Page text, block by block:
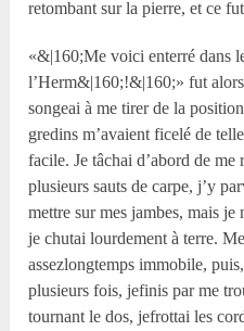
retombant sur la pierre, et ce
«&|160;Me voici enterré dans
l’Herm&|160;!&|160;» fut
songeai à me tirer de la
gredins m’avaient ficelé de
facile. Je tâchai d’abord de me
plusieurs sauts de carpe, j’y
mettre sur mes jambes, mais
je chutai lourdement à terre.
assezlongtemps immobile,
plusieurs fois, jefinis par me
tournant le dos, jefrottai les